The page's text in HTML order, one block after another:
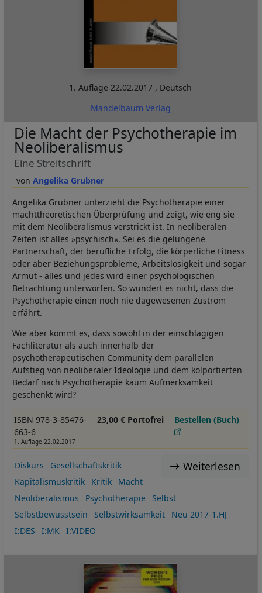
1. Auflage22.02.2017 , Deutsch
Mandelbaum Verlag
Angelika Grubner
Die Macht der Psychotherapie im
Neoliberalismus
Eine Streitschrift
Angelika Grubner unterzieht die Psychotherapie einer
machttheoretischen Überprüfung und zeigt, wie eng sie
mit dem Neoliberalismus verstrickt ist. In neoliberalen
Zeiten ist alles »psychisch«. Sei es die gelungene
Partnerschaft, der berufliche Erfolg, die körperliche Fitness
oder aber Beziehungsprobleme, Arbeitslosigkeit und sogar
Armut - alles und jedes wird einer psychologischen
Betrachtung unterworfen. So wundert es nicht, dass die
Psychotherapie einen noch nie dagewesenen Zustrom
erfährt.
Wie aber kommt es, dass sowohl in der einschlägigen
Fachliteratur als auch innerhalb der
psychotherapeutischen Community dem parallelen
Aufstieg von neoliberaler Ideologie und dem kolportierten
Bedarf nach Psychotherapie kaum Aufmerksamkeit
geschenkt wird?
ISBN 978-3-85476-
663-6
1. Auflage 22.02.2017
23,00 € Portofrei Bestellen (Buch)
Weiterlesen
Diskurs
Gesellschaftskritik
Kapitalismuskritik
Kritik
Macht
Neoliberalismus
Psychotherapie
Selbst
Selbstbewusstsein
Selbstwirksamkeit
Neu 2017-1.HJ
I:DES
I:MK I:VIDEO